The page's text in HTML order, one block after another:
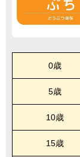
0歳
5歳
10歳
15歳